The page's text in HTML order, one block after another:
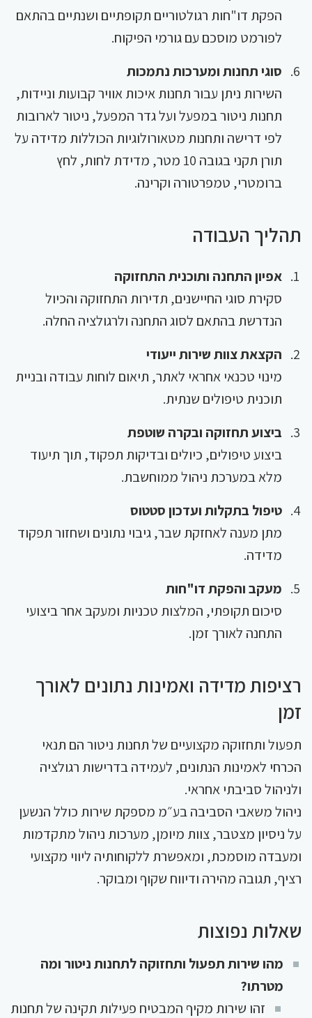
הפקת דו"חות רגולטוריים תקופתיים ושנתיים בהתאם
לפורמט מוסכם עם גורמי הפיקוח.
סוגי תחנות ומערכות נתמכות
השירות ניתן עבור תחנות איכות אוויר קבועות וניידות,
תחנות ניטור במפעל ועל גדר המפעל, ניטור לארובות
לפי דרישה ותחנות מטאורולוגיות הכוללות מדידה על
תורן תקני בגובה 10 מטר, מדידת לחות, לחץ
ברומטרי, טמפרטורה וקרינה.
תהליך העבודה
אפיון התחנה ותוכנית התחזוקה
סקירת סוגי החיישנים, תדירות התחזוקה והכיול
הנדרשת בהתאם לסוג התחנה ולרגולציה החלה.
הקצאת צוות שירות ייעודי
מינוי טכנאי אחראי לאתר, תיאום לוחות עבודה ובניית
תוכנית טיפולים שנתית.
ביצוע תחזוקה ובקרה שוטפת
ביצוע טיפולים, כיולים ובדיקות תפקוד, תוך תיעוד
מלא במערכת ניהול ממוחשבת.
טיפול בתקלות ועדכון סטטוס
מתן מענה לאחזקת שבר, גיבוי נתונים ושחזור תפקוד
מדידה.
מעקב והפקת דו"חות
סיכום תקופתי, המלצות טכניות ומעקב אחר ביצועי
התחנה לאורך זמן.
רציפות מדידה ואמינות נתונים לאורך
זמן
תפעול ותחזוקה מקצועיים של תחנות ניטור הם תנאי
הכרחי לאמינות הנתונים, לעמידה בדרישות רגולציה
ולניהול סביבתי אחראי.
ניהול משאבי הסביבה בע״מ מספקת שירות כולל הנשען
על ניסיון מצטבר, צוות מיומן, מערכות ניהול מתקדמות
ומעבדה מוסמכת, ומאפשרת ללקוחותיה ליווי מקצועי
רציף, תגובה מהירה ודיווח שקוף ומבוקר.
שאלות נפוצות
מהו שירות תפעול ותחזוקה לתחנות ניטור ומה
מטרתו?
זהו שירות מקיף המבטיח פעילות תקינה של תחנות